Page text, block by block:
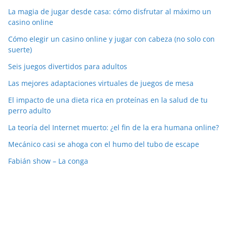
La magia de jugar desde casa: cómo disfrutar al máximo un
casino online
Cómo elegir un casino online y jugar con cabeza (no solo con
suerte)
Seis juegos divertidos para adultos
Las mejores adaptaciones virtuales de juegos de mesa
El impacto de una dieta rica en proteínas en la salud de tu
perro adulto
La teoría del Internet muerto: ¿el fin de la era humana online?
Mecánico casi se ahoga con el humo del tubo de escape
Fabián show – La conga